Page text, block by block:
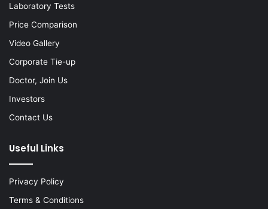
Laboratory Tests
Price Comparison
Video Gallery
Corporate Tie-up
Doctor, Join Us
Investors
Contact Us
Useful Links
Privacy Policy
Terms & Conditions